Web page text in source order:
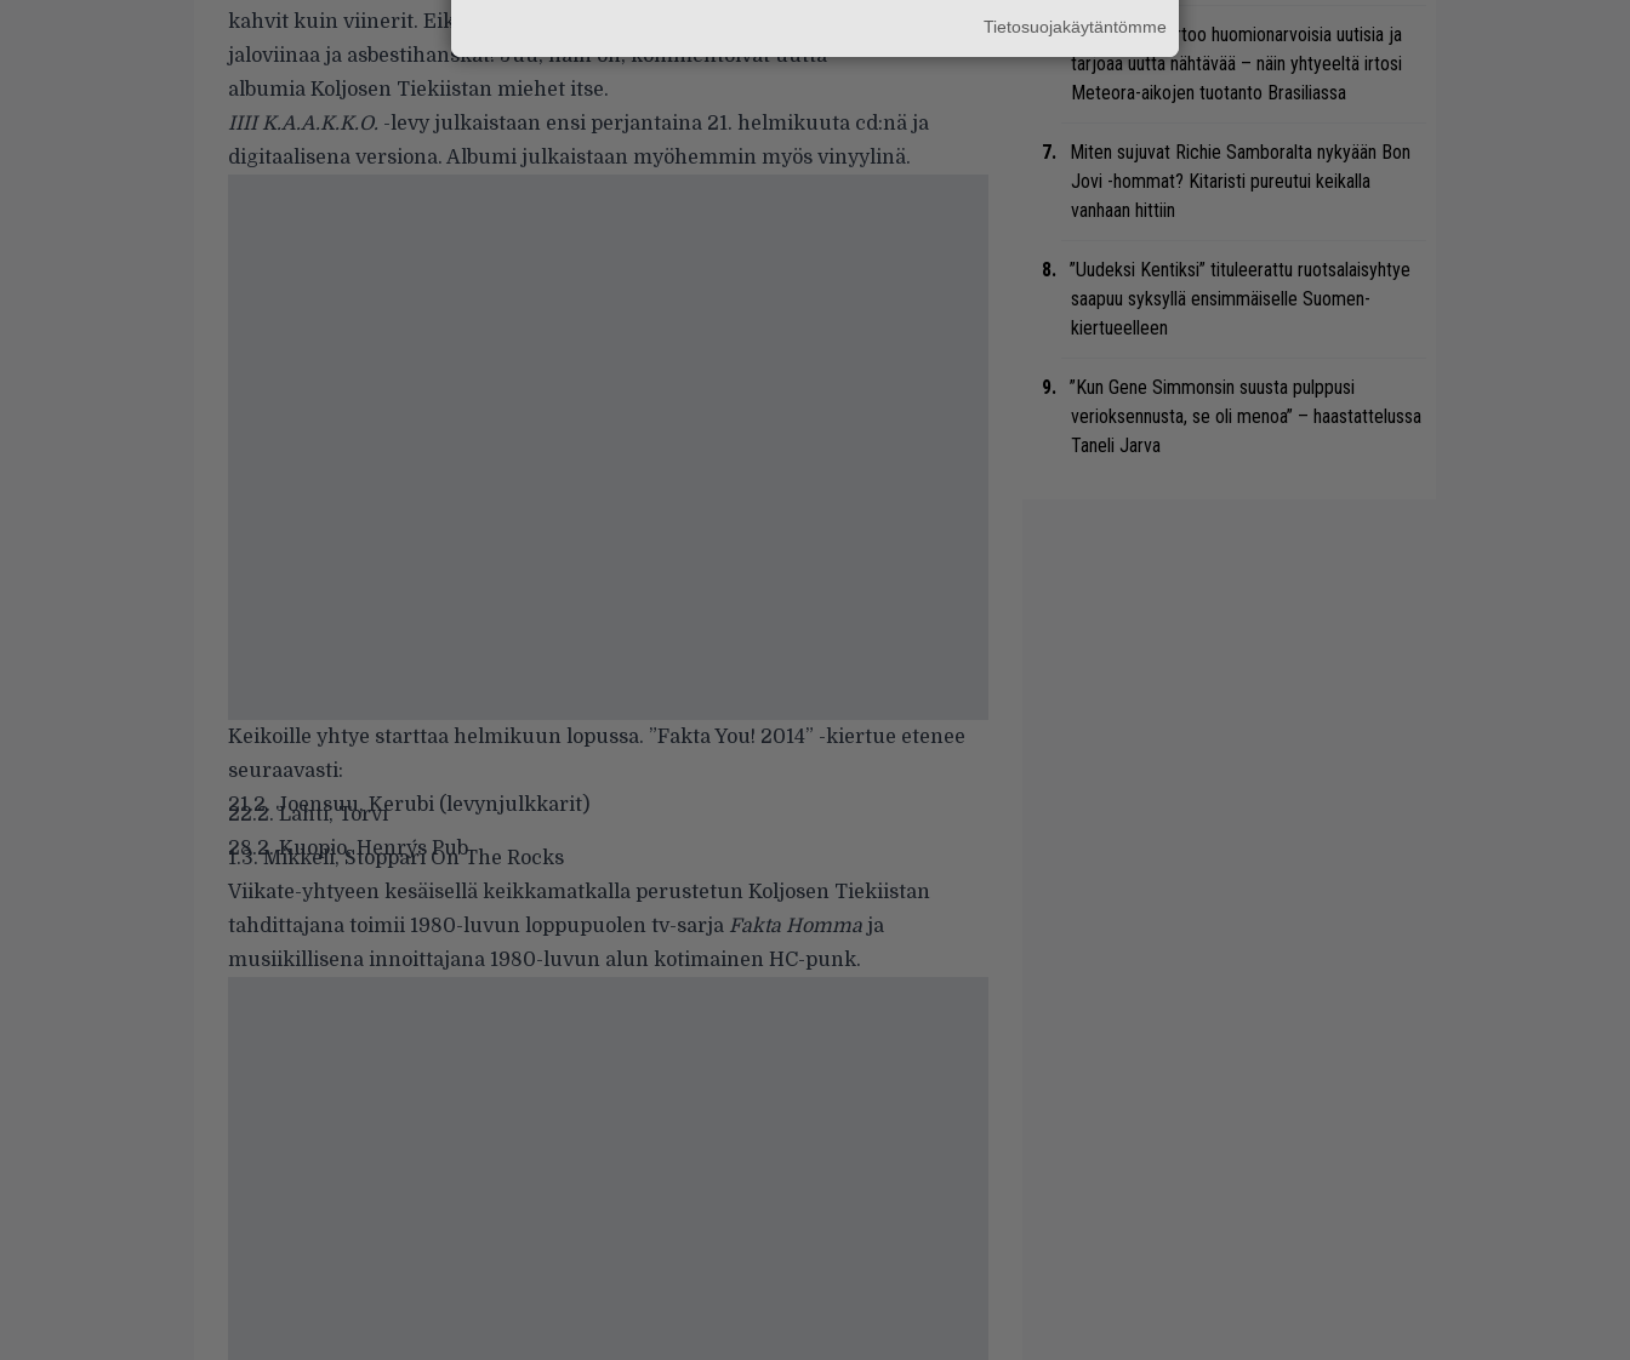
kahvit kuin viinerit. Eikä haittaa
jaloviinaa ja asbestihanskat! Juu, näin on, kommentoivat uutta
albumia Koljosen Tiekiistan miehet itse.
IIII K.A.A.K.K.O. -levy julkaistaan ensi perjantaina 21. helmikuuta cd:nä ja
digitaalisena versiona. Albumi julkaistaan myöhemmin myös vinyylinä.
Keikoille yhtye starttaa helmikuun lopussa. ”Fakta You! 2014” -kiertue etenee
seuraavasti:
21.2. Joensuu, Kerubi (levynjulkkarit)
22.2. Lahti, Torvi
28.2. Kuopio, Henry´s Pub
1.3. Mikkeli, Stoppari On The Rocks
Viikate-yhtyeen kesäisellä keikkamatkalla perustetun Koljosen Tiekiistan
tahdittajana toimii 1980-luvun loppupuolen tv-sarja Fakta Homma ja
musiikillisena innoittajana 1980-luvun alun kotimainen HC-punk.
Linkin Park kertoo huomionarvoisia uutisia ja
tarjoaa uutta nähtävää – näin yhtyeeltä irtosi
Meteora-aikojen tuotanto Brasiliassa
Miten sujuvat Richie Samboralta nykyään Bon
Jovi -hommat? Kitaristi pureutui keikalla
vanhaan hittiin
”Uudeksi Kentiksi” tituleerattu ruotsalaisyhtye
saapuu syksyllä ensimmäiselle Suomen-
kiertueelleen
”Kun Gene Simmonsin suusta pulppusi
verioksennusta, se oli menoa” – haastattelussa
Taneli Jarva
Tietosuojakäytäntömme